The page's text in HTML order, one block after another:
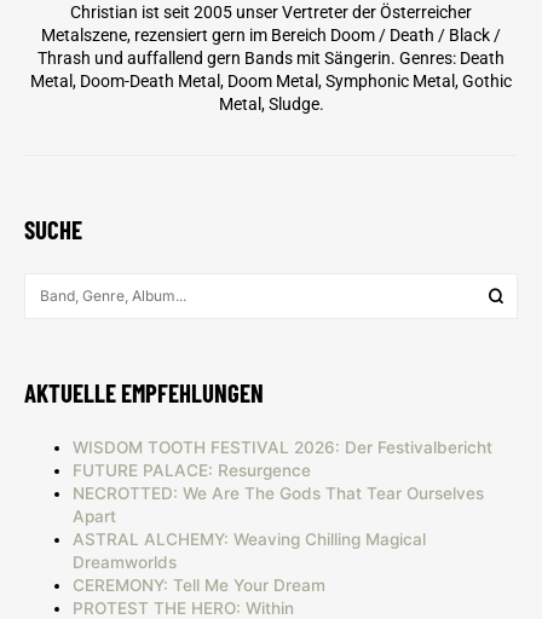
Christian ist seit 2005 unser Vertreter der Österreicher
Metalszene, rezensiert gern im Bereich Doom / Death / Black /
Thrash und auffallend gern Bands mit Sängerin. Genres: Death
Metal, Doom-Death Metal, Doom Metal, Symphonic Metal, Gothic
Metal, Sludge.
SUCHE
AKTUELLE EMPFEHLUNGEN
WISDOM TOOTH FESTIVAL 2026: Der Festivalbericht
FUTURE PALACE: Resurgence
NECROTTED: We Are The Gods That Tear Ourselves
Apart
ASTRAL ALCHEMY: Weaving Chilling Magical
Dreamworlds
CEREMONY: Tell Me Your Dream
PROTEST THE HERO: Within